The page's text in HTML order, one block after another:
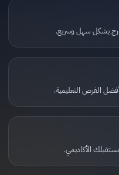
بشكل سهل وسريع.
الفرص التعليمية.
الأكاديمي.